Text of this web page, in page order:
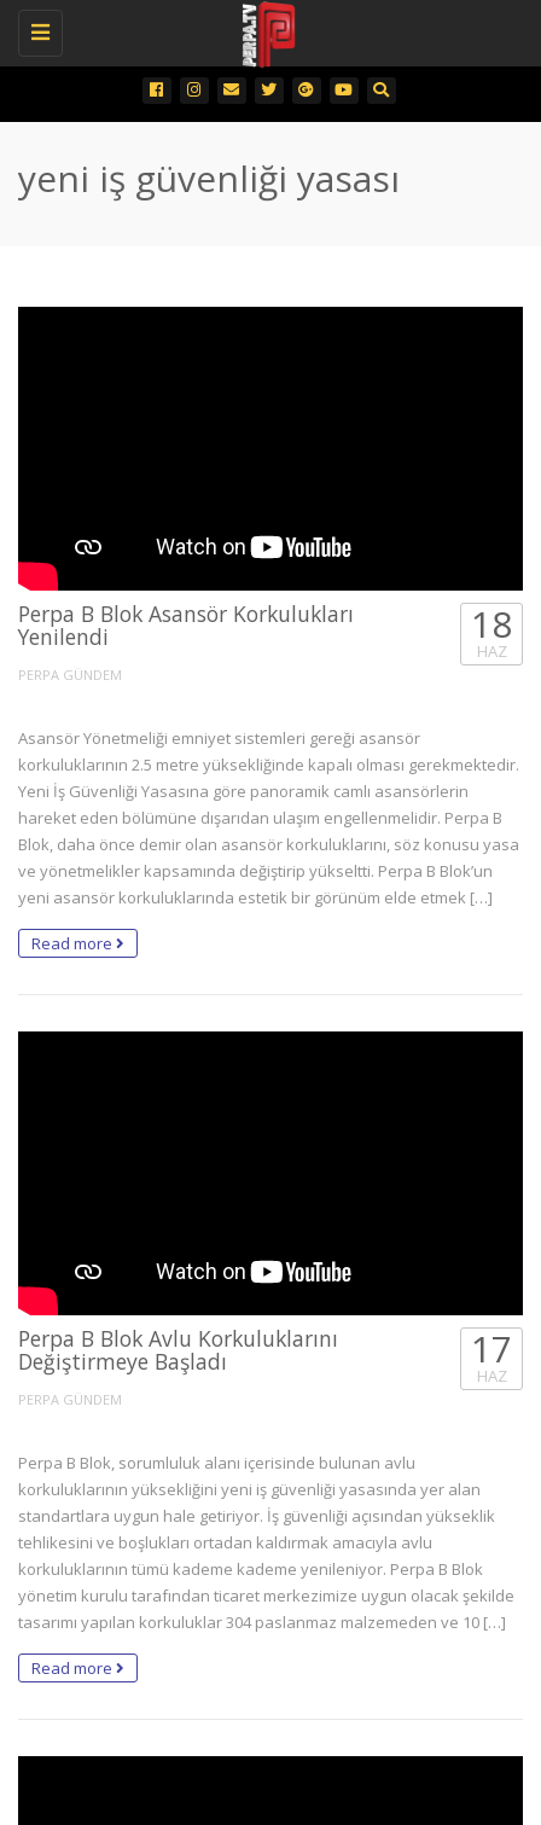
Toggle
yeni iş güvenliği yasası
Perpa B Blok Asansör Korkulukları
Yenilendi
PERPA GÜNDEM
18
HAZ
Asansör Yönetmeliği emniyet sistemleri gereği asansör
korkuluklarının 2.5 metre yüksekliğinde kapalı olması gerekmektedir.
Yeni İş Güvenliği Yasasına göre panoramik camlı asansörlerin
hareket eden bölümüne dışarıdan ulaşım engellenmelidir. Perpa B
Blok, daha önce demir olan asansör korkuluklarını, söz konusu yasa
ve yönetmelikler kapsamında değiştirip yükseltti. Perpa B Blok’un
yeni asansör korkuluklarında estetik bir görünüm elde etmek […]
Read more
Perpa B Blok Avlu Korkuluklarını
Değiştirmeye Başladı
PERPA GÜNDEM
17
HAZ
Perpa B Blok, sorumluluk alanı içerisinde bulunan avlu
korkuluklarının yüksekliğini yeni iş güvenliği yasasında yer alan
standartlara uygun hale getiriyor. İş güvenliği açısından yükseklik
tehlikesini ve boşlukları ortadan kaldırmak amacıyla avlu
korkuluklarının tümü kademe kademe yenileniyor. Perpa B Blok
yönetim kurulu tarafından ticaret merkezimize uygun olacak şekilde
tasarımı yapılan korkuluklar 304 paslanmaz malzemeden ve 10 […]
Read more